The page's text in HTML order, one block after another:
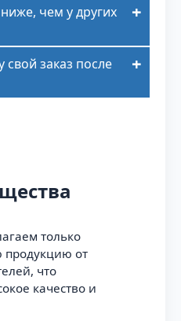
чем у других
свой заказ после
только
от
что
качество и